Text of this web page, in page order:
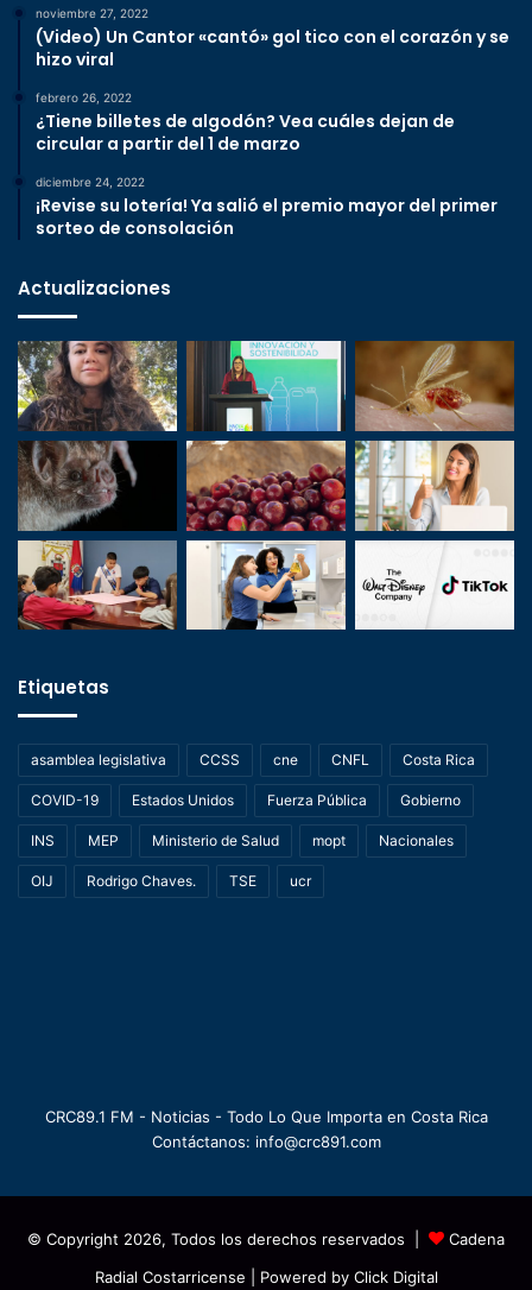
noviembre 27, 2022
(Video) Un Cantor «cantó» gol tico con el corazón y se
hizo viral
febrero 26, 2022
¿Tiene billetes de algodón? Vea cuáles dejan de
circular a partir del 1 de marzo
diciembre 24, 2022
¡Revise su lotería! Ya salió el premio mayor del primer
sorteo de consolación
Actualizaciones
Etiquetas
asamblea legislativa CCSS cne CNFL Costa Rica
COVID-19 Estados Unidos Fuerza Pública Gobierno
INS MEP Ministerio de Salud mopt Nacionales
OIJ Rodrigo Chaves. TSE ucr
CRC89.1 FM - Noticias - Todo Lo Que Importa en Costa Rica
Contáctanos: info@crc891.com
© Copyright 2026, Todos los derechos reservados |
Cadena
Radial Costarricense | Powered by Click Digital